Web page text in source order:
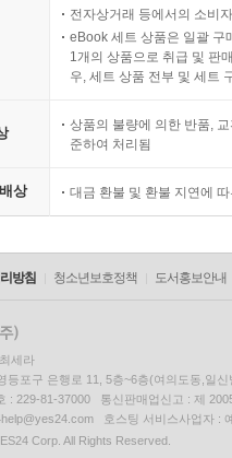
전자상거래 등에서의 소비
eBook 세트 상품은 일괄 구
1개의 상품으로 취급 및 판
우, 세트 상품 전부 및 세트
상품의 불량에 의한 반품,
준하여 처리됨
상 대금 환불 및 환불 지연에
방침 청소년보호정책 도서홍보안내
세라
등포구 은행로 11, 5층~6층(여의도동,일신
: 229-81-37000 통신판매업신고 : 제
호스팅 서비스사업자 :
Corp. All Rights Reserved.